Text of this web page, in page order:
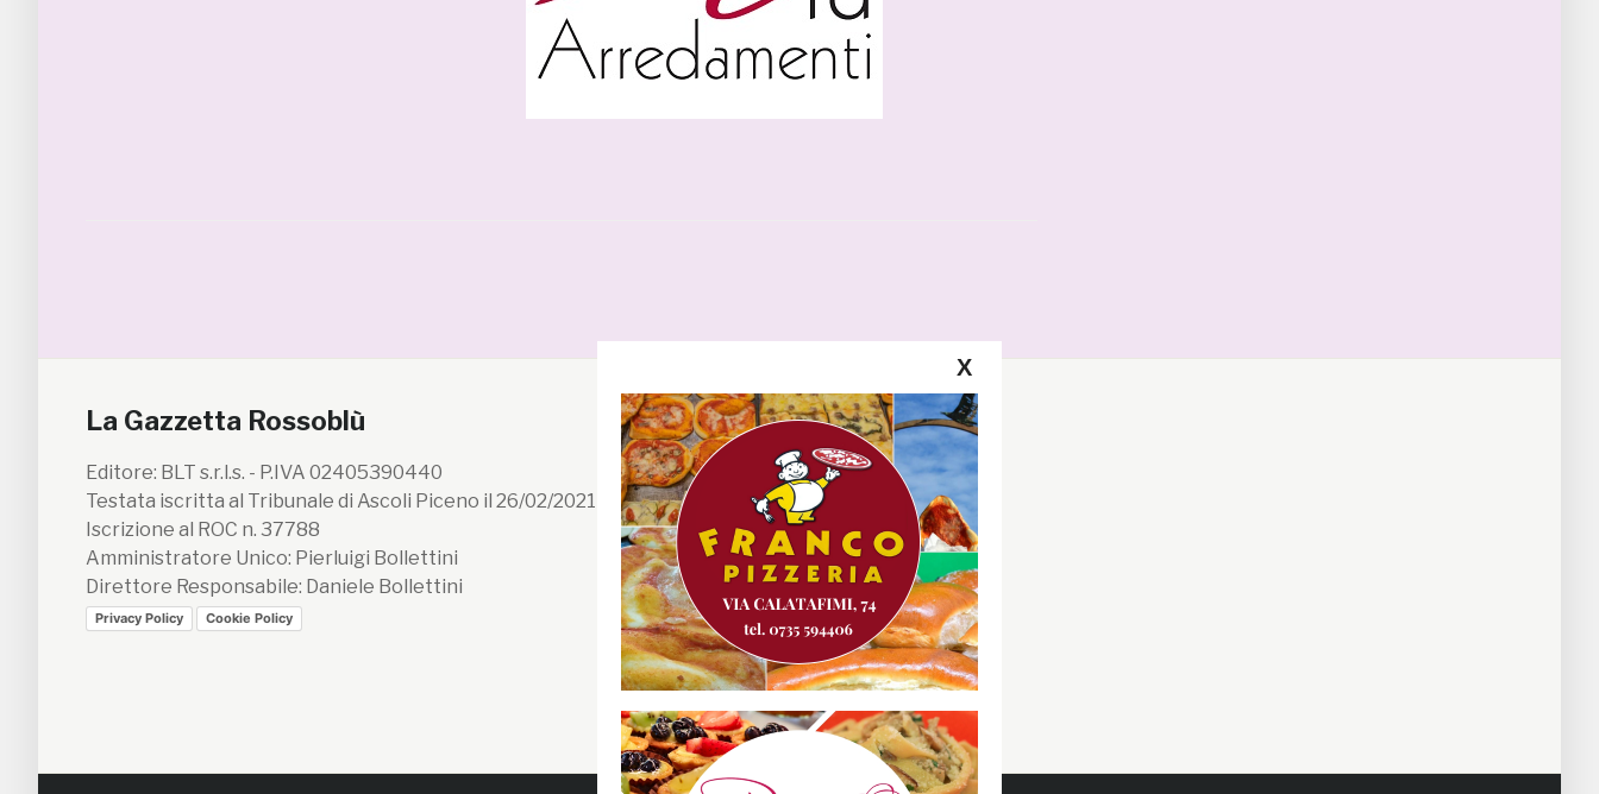
La Gazzetta Rossoblù
Editore: BLT s.r.l.s. - P.IVA 02405390440
Testata iscritta al Tribunale di Ascoli Piceno il 26/02/2021 n. 199/2021
Iscrizione al ROC n. 37788
Amministratore Unico: Pierluigi Bollettini
Direttore Responsabile: Daniele Bollettini
Privacy Policy Cookie Policy
Segui la GRB
Facebook
Instagram
Twitter
Youtube
X